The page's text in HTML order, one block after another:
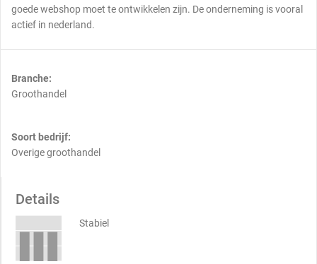
goede webshop moet te ontwikkelen zijn. De onderneming is vooral
actief in nederland.
Branche:
Groothandel
Soort bedrijf:
Overige groothandel
Details
Stabiel